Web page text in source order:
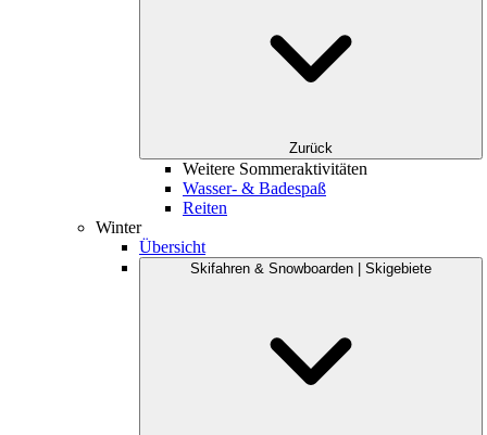
Zurück
Weitere Sommeraktivitäten
Wasser- & Badespaß
Reiten
Winter
Übersicht
Skifahren & Snowboarden | Skigebiete